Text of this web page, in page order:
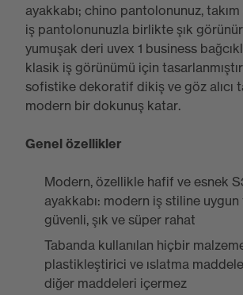
ayakkabı; chino pantolonunuz,
iş pantolonunuzla birlikte şık
yumuşak deri uvex 1 business
klasik iş görünümü için
sofistike dekoratif dikiş ve göz alıcı
modern bir dokunuş katar.
Genel özellikler
Modern, özellikle hafif ve esnek
ayakkabı: modern iş stiline uygun
güvenli, şık ve süper rahat
Tabanda kullanılan hiçbir
plastikleştirici ve ıslatma
diğer maddeleri içermez